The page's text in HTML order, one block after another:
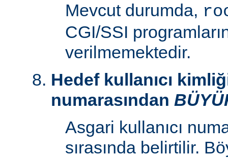
Mevcut durumda,
CGI/SSI
verilmemektedir.
Hedef kullanıcı
numarasından
Asgari kullanıcı
sırasında belirtilir.